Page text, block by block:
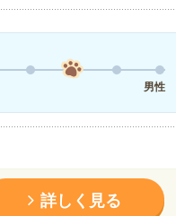
男性
詳しく見る